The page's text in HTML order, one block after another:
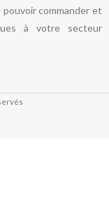
pouvoir commander et
à votre secteur